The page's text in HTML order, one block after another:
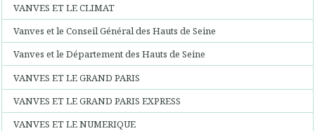
VANVES ET LE CLIMAT
Vanves et le Conseil Général des Hauts de Seine
Vanves et le Département des Hauts de Seine
VANVES ET LE GRAND PARIS
VANVES ET LE GRAND PARIS EXPRESS
VANVES ET LE NUMERIQUE